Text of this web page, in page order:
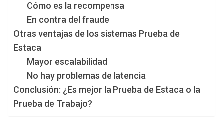
Cómo es la recompensa
En contra del fraude
Otras ventajas de los sistemas Prueba de
Estaca
Mayor escalabilidad
No hay problemas de latencia
Conclusión: ¿Es mejor la Prueba de Estaca o la
Prueba de Trabajo?